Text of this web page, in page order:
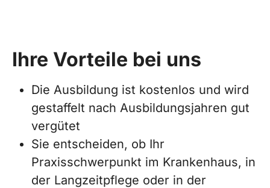
Ihre Vorteile bei uns
Die Ausbildung ist kostenlos und wird
gestaffelt nach Ausbildungsjahren gut
vergütet
Sie entscheiden, ob Ihr
Praxisschwerpunkt im Krankenhaus, in
der Langzeitpflege oder in der